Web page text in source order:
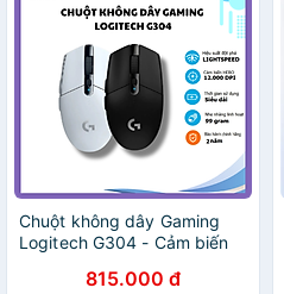
Chuột không dây Gaming
Logitech G304 - Cảm biến
trình, on-board memory, pin
815.000 đ